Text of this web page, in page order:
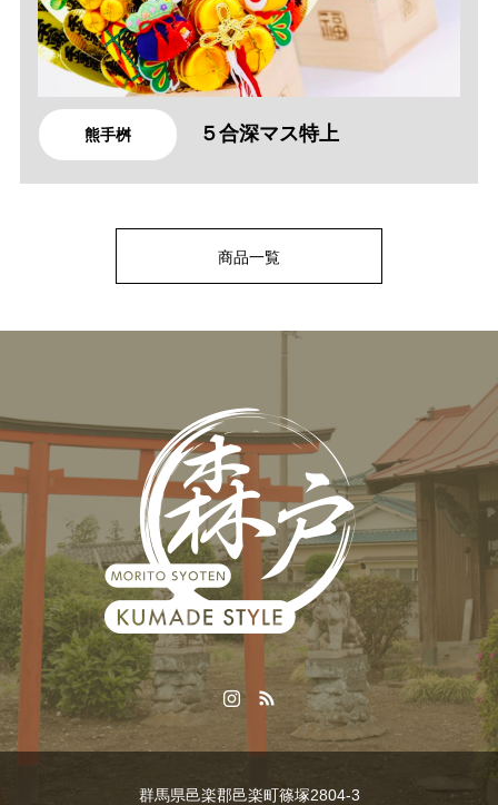
熊手桝 ５合深マス特上
商品一覧
群馬県邑楽郡邑楽町篠塚2804-3